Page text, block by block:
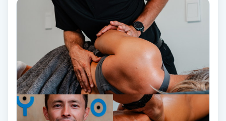
Fransförlängning Volym
Fransrengöring
Frekvensterapi